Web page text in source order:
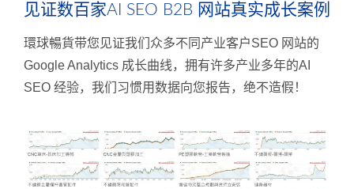
见证数百家AI SEO B2B 网站真实成长案例
環球暢貨带您见证我们众多不同产业客户SEO 网站的
Google Analytics 成长曲线，拥有许多产业多年的AI
SEO 经验，我们习惯用数据向您报告，绝不造假！